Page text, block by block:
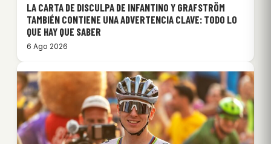
LA CARTA DE DISCULPA DE INFANTINO Y GRAFSTRÖM
TAMBIÉN CONTIENE UNA ADVERTENCIA CLAVE: TODO LO
QUE HAY QUE SABER
6 Ago 2026